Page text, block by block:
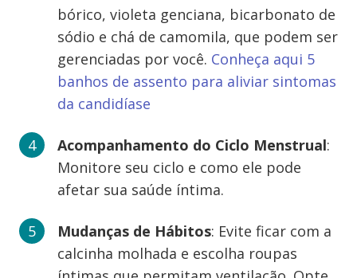
bórico, violeta genciana, bicarbonato de
sódio e chá de camomila, que podem ser
gerenciadas por você. Conheça aqui 5
banhos de assento para aliviar sintomas
da candidíase
Acompanhamento do Ciclo Menstrual:
Monitore seu ciclo e como ele pode
afetar sua saúde íntima.
Mudanças de Hábitos: Evite ficar com a
calcinha molhada e escolha roupas